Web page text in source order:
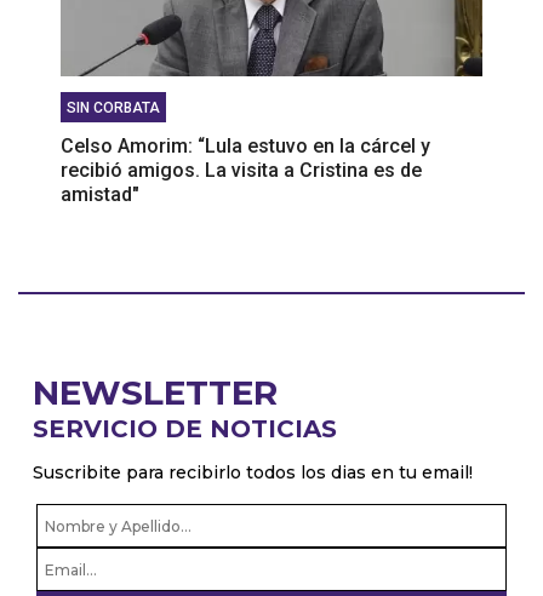
SIN CORBATA
Celso Amorim: “Lula estuvo en la cárcel y
recibió amigos. La visita a Cristina es de
amistad"
NEWSLETTER
SERVICIO DE NOTICIAS
Suscribite para recibirlo todos los dias en tu email!